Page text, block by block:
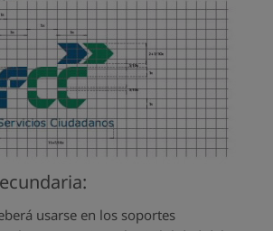
usarse en los soportes